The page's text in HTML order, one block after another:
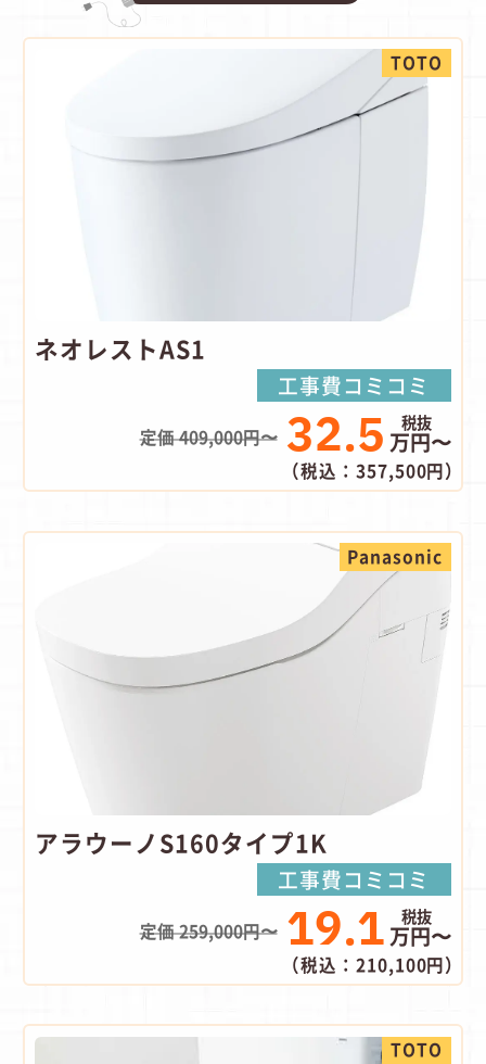
TOTO
ネオレストAS1
工事費コミコミ
定価 409,000円〜 32.5 万円〜
（税込：357,500円）
Panasonic
アラウーノS160タイプ1K
工事費コミコミ
定価 259,000円〜 19.1万円〜
（税込：210,100円）
TOTO